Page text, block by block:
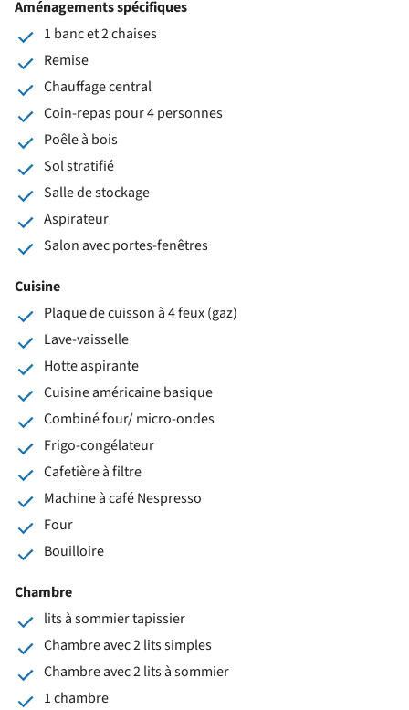
Aménagements spécifiques
1 banc et 2 chaises
Remise
Chauffage central
Coin-repas pour 4 personnes
Poêle à bois
Sol stratifié
Salle de stockage
Aspirateur
Salon avec portes-fenêtres
Cuisine
Plaque de cuisson à 4 feux (gaz)
Lave-vaisselle
Hotte aspirante
Cuisine américaine basique
Combiné four/ micro-ondes
Frigo-congélateur
Cafetière à filtre
Machine à café Nespresso
Four
Bouilloire
Chambre
lits à sommier tapissier
Chambre avec 2 lits simples
Chambre avec 2 lits à sommier
1 chambre